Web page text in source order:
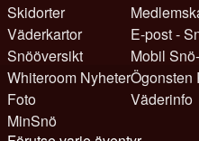
Skidorter
Väderkartor
Snööversikt
Whiteroom Nyheter
Foto
MinSnö
E-post -
Mobil
Ögonsten
Väderinfo